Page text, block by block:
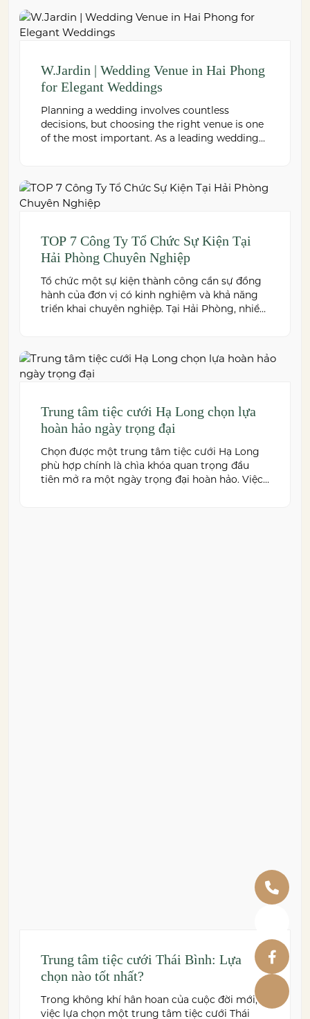
W.Jardin | Wedding Venue in Hai Phong
for Elegant Weddings
Planning a wedding involves countless
decisions, but choosing the right venue is one
of the most important. As a leading wedding
premium cuisine prepared under the ISO
22000:2018 food safety management system,
and dedicated event support to help couples
TOP 7 Công Ty Tổ Chức Sự Kiện Tại
Hải Phòng Chuyên Nghiệp
Tổ chức một sự kiện thành công cần sự đồng
hành của đơn vị có kinh nghiệm và khả năng
triển khai chuyên nghiệp. Tại Hải Phòng, nhiều
Trung tâm tiệc cưới Hạ Long chọn lựa
hoàn hảo ngày trọng đại
Chọn được một trung tâm tiệc cưới Hạ Long
phù hợp chính là chìa khóa quan trọng đầu
tiên mở ra một ngày trọng đại hoàn hảo. Việc
Trung tâm tiệc cưới Thái Bình: Lựa
chọn nào tốt nhất?
Trong không khí hân hoan của cuộc đời mới,
việc lựa chọn một trung tâm tiệc cưới Thái